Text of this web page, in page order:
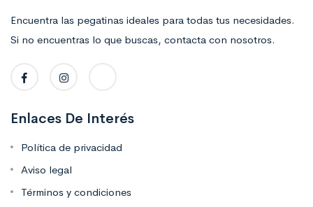
Encuentra las pegatinas ideales para todas tus necesidades.
Si no encuentras lo que buscas, contacta con nosotros.
Enlaces De Interés
Política de privacidad
Aviso legal
Términos y condiciones